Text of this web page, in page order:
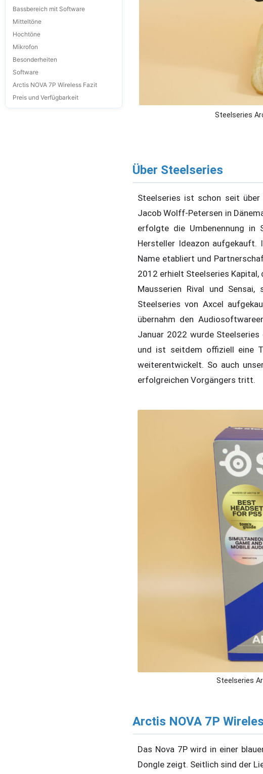
Bassbereich mit Software
Mitteltöne
Hochtöne
Mikrofon
Besonderheiten
Software
Arctis NOVA 7P Wireless Fazit
Preis und Verfügbarkeit
Steelseries
Über Steelseries
Steelseries ist schon seit
Jacob Wolff-Petersen in
erfolgte die Umbenennung in
Hersteller Ideazon aufgekauft.
Name etabliert und
2012 erhielt Steelseries
Mausserien Rival und
Steelseries von Axcel
übernahm den
Januar 2022 wurde
und ist seitdem offiziell eine
weiterentwickelt. So auch
erfolgreichen Vorgängers tritt.
Steelseries
Arctis NOVA 7P
Das Nova 7P wird in einer
Dongle zeigt. Seitlich sind der